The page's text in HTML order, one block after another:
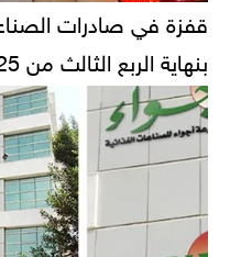
بنهاية الربع الثالث من 2025